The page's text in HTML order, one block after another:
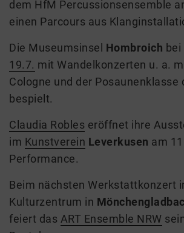
dem HfM Percussionsensemble
einen Parcours aus
Die Museumsinsel Hombroich
19.7. mit Wandelkonzerten u. a.
Cologne und der Posaunenklasse
bespielt.
Claudia Robles eröffnet ihre
im Kunstverein Leverkusen am
Performance.
Beim nächsten Werkstattkonzert
Kulturzentrum in
feiert das ART Ensemble NRW